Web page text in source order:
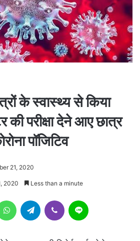
के स्वास्थ्य से किया
परीक्षा देने आए छात्र
पॉजिटिव
21, 2020
2020 Less than a minute
WhatsAppTelegram Viber